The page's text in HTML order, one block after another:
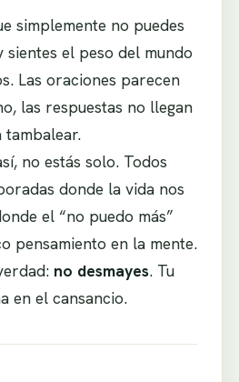
simplemente no puedes
sientes el peso del mundo
Las oraciones parecen
las respuestas no llegan
tambalear.
no estás solo. Todos
donde la vida nos
el “no puedo más”
pensamiento en la mente.
no desmayes. Tu
en el cansancio.